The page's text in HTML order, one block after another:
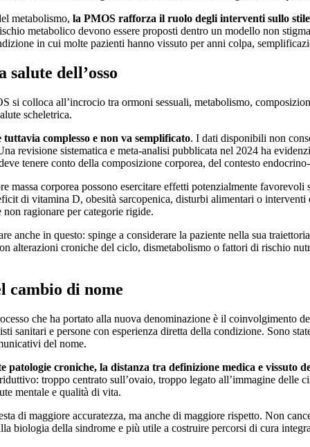
metabolismo, la PMOS rafforza il ruolo degli interventi sullo
metabolico devono essere proposti dentro un modello non
in cui molte pazienti hanno vissuto per anni colpa,
salute dell’osso
si colloca all’incrocio tra ormoni sessuali, metabolismo,
scheletrica.
complesso e non va semplificato. I dati disponibili non
revisione sistematica e meta-analisi pubblicata nel 2024 ha
tenere conto della composizione corporea, del contesto
massa corporea possono esercitare effetti potenzialmente
di vitamina D, obesità sarcopenica, disturbi alimentari o
ragionare per categorie rigide.
anche in questo: spinge a considerare la paziente nella sua
alterazioni croniche del ciclo, dismetabolismo o fattori di rischio
cambio di nome
che ha portato alla nuova denominazione è il coinvolgimento
sanitari e persone con esperienza diretta della condizione. Sono
del nome.
patologie croniche, la distanza tra definizione medica e vissuto
troppo centrato sull’ovaio, troppo legato all’immagine delle
mentale e qualità di vita.
di maggiore accuratezza, ma anche di maggiore rispetto. Non
biologia della sindrome e più utile a costruire percorsi di cura